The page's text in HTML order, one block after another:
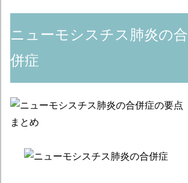
ニューモシスチス肺炎の合
併症